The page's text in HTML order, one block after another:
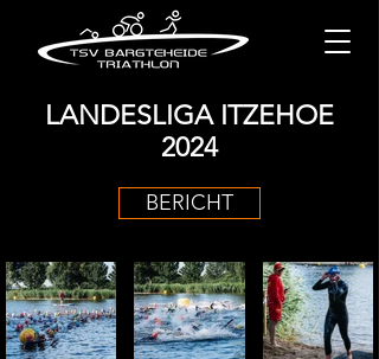
LANDESLIGA ITZEHOE
2024
BERICHT